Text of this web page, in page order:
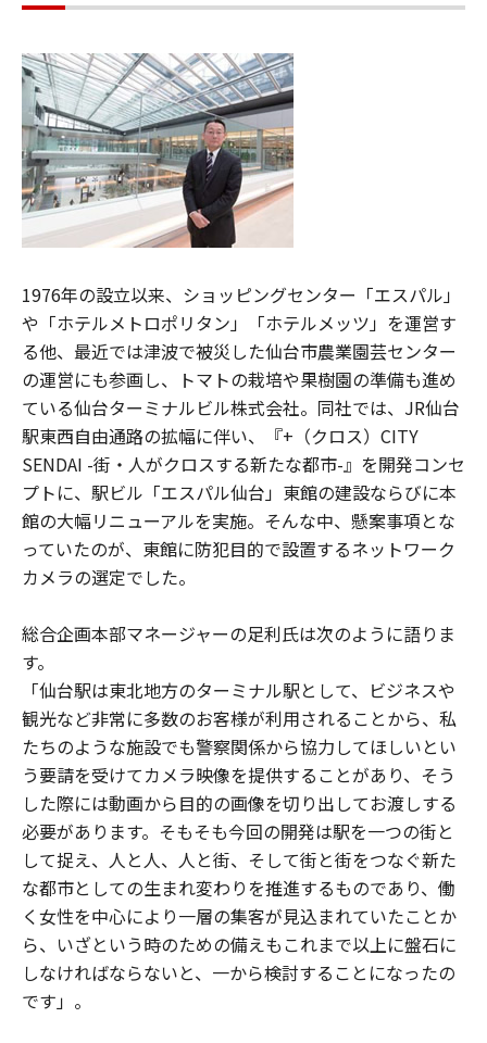
1976年の設立以来、ショッピングセンター「エスパル」
や「ホテルメトロポリタン」「ホテルメッツ」を運営す
る他、最近では津波で被災した仙台市農業園芸センター
の運営にも参画し、トマトの栽培や果樹園の準備も進め
ている仙台ターミナルビル株式会社。同社では、JR仙台
駅東西自由通路の拡幅に伴い、『+（クロス）CITY
SENDAI -街・人がクロスする新たな都市-』を開発コンセ
プトに、駅ビル「エスパル仙台」東館の建設ならびに本
館の大幅リニューアルを実施。そんな中、懸案事項とな
っていたのが、東館に防犯目的で設置するネットワーク
カメラの選定でした。
総合企画本部マネージャーの足利氏は次のように語りま
す。
「仙台駅は東北地方のターミナル駅として、ビジネスや
観光など非常に多数のお客様が利用されることから、私
たちのような施設でも警察関係から協力してほしいとい
う要請を受けてカメラ映像を提供することがあり、そう
した際には動画から目的の画像を切り出してお渡しする
必要があります。そもそも今回の開発は駅を一つの街と
して捉え、人と人、人と街、そして街と街をつなぐ新た
な都市としての生まれ変わりを推進するものであり、働
く女性を中心により一層の集客が見込まれていたことか
ら、いざという時のための備えもこれまで以上に盤石に
しなければならないと、一から検討することになったの
です」。